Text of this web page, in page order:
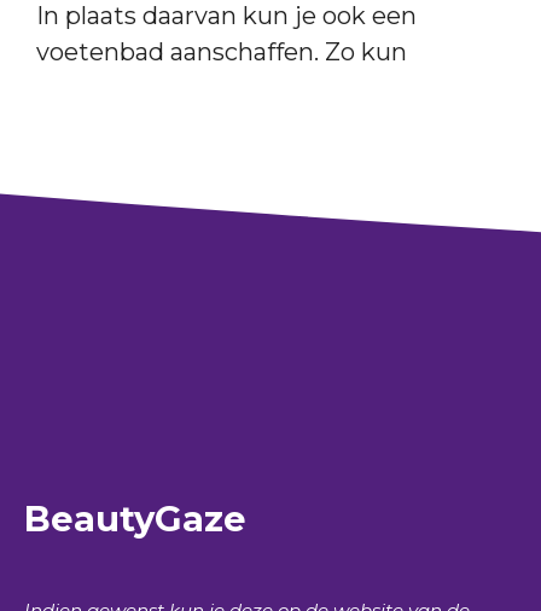
In plaats daarvan kun je ook een
voetenbad aanschaffen. Zo kun
BeautyGaze